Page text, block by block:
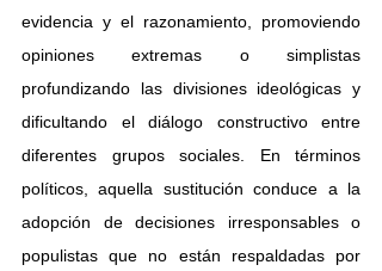
evidencia y el razonamiento, promoviendo
opiniones extremas o simplistas
profundizando las divisiones ideológicas y
dificultando el diálogo constructivo entre
diferentes grupos sociales. En términos
políticos, aquella sustitución conduce a la
adopción de decisiones irresponsables o
populistas que no están respaldadas por